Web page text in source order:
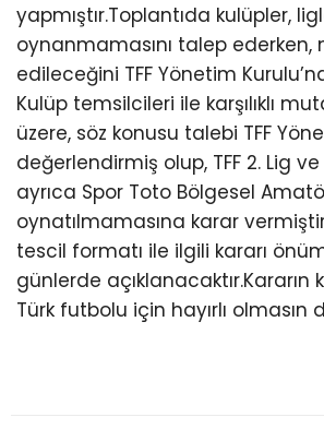
yapmıştır.Toplantıda kulüpler,
oynanmamasını talep ederken,
edileceğini TFF Yönetim
Kulüp temsilcileri ile karşılıklı
üzere, söz konusu talebi TFF
değerlendirmiş olup, TFF 2. Lig ve
ayrıca Spor Toto Bölgesel
oynatılmamasına karar
tescil formatı ile ilgili kararı
günlerde açıklanacaktır.Kararın
Türk futbolu için hayırlı olmasın